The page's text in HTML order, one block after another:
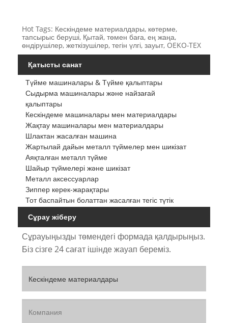
Hot Tags: Кескіндеме материалдары, көтерме,
тапсырыс беруші, Қытай, төмен баға, ең жаңа,
өндірушілер, жеткізушілер, тегін үлгі, зауыт, OEKO-TEX
Қатысты санат
Түйме машиналары & Түйме қалыптары
Сыдырма машиналары және найзағай
қалыптары
Кескіндеме машиналары мен материалдары
Жақтау машиналары мен материалдары
Шлактан жасалған машина
Жартылай дайын металл түймелер мен шикізат
Аяқталған металл түйме
Шайыр түймелері және шикізат
Металл аксессуарлар
Зиппер керек-жарақтары
Тот баспайтын болаттан жасалған тегіс түтік
Сұрау жіберу
Сұрауыңызды төмендегі формада қалдырыңыз.
Біз сізге 24 сағат ішінде жауап береміз.